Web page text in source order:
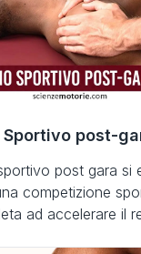
[…]
post-
post gara si
competizione
ad accelerare il